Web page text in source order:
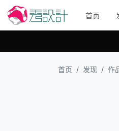
首页
首页 发现 作